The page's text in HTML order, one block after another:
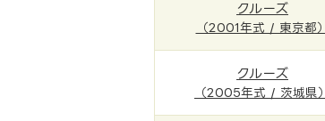
クルーズ
（2001年式 / 東京都）
クルーズ
（2005年式 / 茨城県）